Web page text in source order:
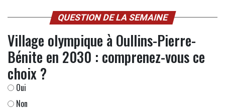
QUESTION DE LA SEMAINE
Village olympique à Oullins-Pierre-
Bénite en 2030 : comprenez-vous ce
choix ?
Oui
Non